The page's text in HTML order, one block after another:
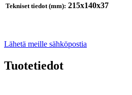
Tekniset tiedot (mm): 215x140x37
Lähetä meille sähköpostia
Tuotetiedot